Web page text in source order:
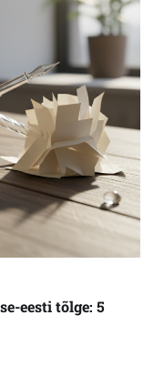
eesti tõlge: 5